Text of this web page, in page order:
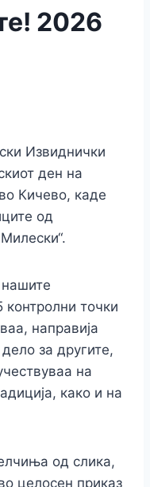
2026
Извиднички
ден на
Кичево, каде
од
контролни точки
направија
за другите,
на
како и на
од слика,
целосен приказ